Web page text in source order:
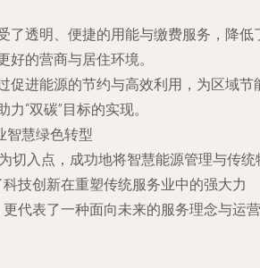
了透明、便捷的用能与缴费服务，降低
好的营商与居住环境。
促进能源的节约与高效利用，为区域节
“双碳”目标的实现。
智慧绿色转型
切入点，成功地将智慧能源管理与传统
技创新在重塑传统服务业中的强大力
代表了一种面向未来的服务理念与运营